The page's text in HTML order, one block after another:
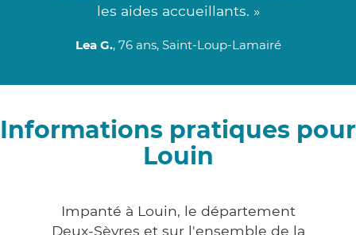
les aides accueillants. »
Lea G., 76 ans, Saint-Loup-Lamairé
Informations pratiques pour
Louin
Impanté à Louin, le département
Deux-Sèvres et sur l'ensemble de la